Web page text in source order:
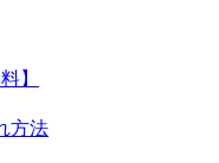
】
方法